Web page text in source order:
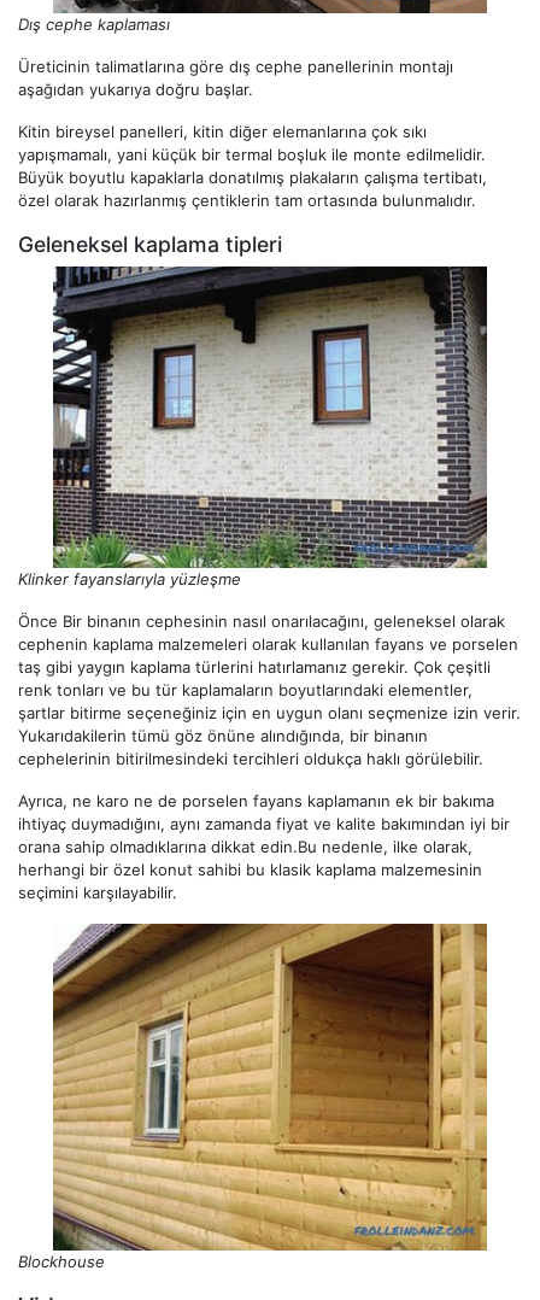
Dış cephe kaplaması
Üreticinin talimatlarına göre dış cephe panellerinin montajı
aşağıdan yukarıya doğru başlar.
Kitin bireysel panelleri, kitin diğer elemanlarına çok sıkı
yapışmamalı, yani küçük bir termal boşluk ile monte edilmelidir.
Büyük boyutlu kapaklarla donatılmış plakaların çalışma tertibatı,
özel olarak hazırlanmış çentiklerin tam ortasında bulunmalıdır.
Geleneksel kaplama tipleri
Klinker fayanslarıyla yüzleşme
Önce Bir binanın cephesinin nasıl onarılacağını, geleneksel olarak
cephenin kaplama malzemeleri olarak kullanılan fayans ve porselen
taş gibi yaygın kaplama türlerini hatırlamanız gerekir. Çok çeşitli
renk tonları ve bu tür kaplamaların boyutlarındaki elementler,
şartlar bitirme seçeneğiniz için en uygun olanı seçmenize izin verir.
Yukarıdakilerin tümü göz önüne alındığında, bir binanın
cephelerinin bitirilmesindeki tercihleri ​​oldukça haklı görülebilir.
Ayrıca, ne karo ne de porselen fayans kaplamanın ek bir bakıma
ihtiyaç duymadığını, aynı zamanda fiyat ve kalite bakımından iyi bir
orana sahip olmadıklarına dikkat edin.Bu nedenle, ilke olarak,
herhangi bir özel konut sahibi bu klasik kaplama malzemesinin
seçimini karşılayabilir.
Blockhouse